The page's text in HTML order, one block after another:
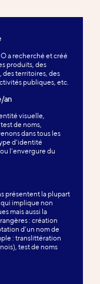
a recherché et créé
produits, des
des territoires, des
publiques, etc.
an
visuelle,
de noms,
dans tous les
d’identité
l’envergure du
présentent la plupart
implique non
mais aussi la
: création
d’un nom de
: translittération
test de noms